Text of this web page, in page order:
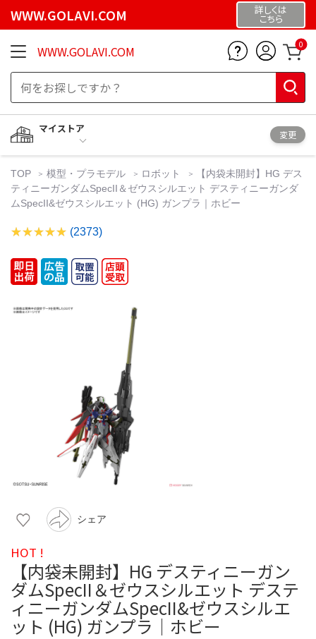
WWW.GOLAVI.COM 詳しくは
こちら
WWW.GOLAVI.COM 0
マイストア
変更
TOP 模型・プラモデル ロボット
【内袋未開封】HG デス
ティニーガンダムSpecII＆ゼウスシルエット デスティニーガンダ
ムSpecII&ゼウスシルエット (HG) ガンプラ｜ホビー
(2373)
シェア
HOT !
【内袋未開封】HG デスティニーガン
ダムSpecII＆ゼウスシルエット デステ
ィニーガンダムSpecII&ゼウスシルエ
ット (HG) ガンプラ｜ホビー